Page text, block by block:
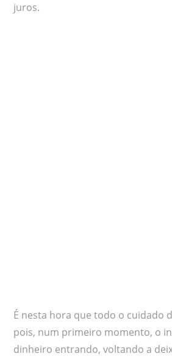
juros.
É nesta hora que todo o cuidado
pois, num primeiro momento, o
dinheiro entrando, voltando a